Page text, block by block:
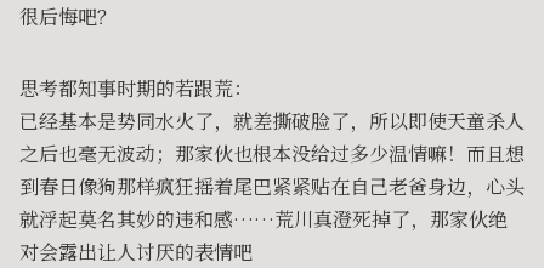
很后悔吧？
思考都知事时期的若跟荒：
已经基本是势同水火了，就差撕破脸了，所以即使天童杀人
之后也毫无波动；那家伙也根本没给过多少温情嘛！而且想
到春日像狗那样疯狂摇着尾巴紧紧贴在自己老爸身边，心头
就浮起莫名其妙的违和感……荒川真澄死掉了，那家伙绝
对会露出让人讨厌的表情吧